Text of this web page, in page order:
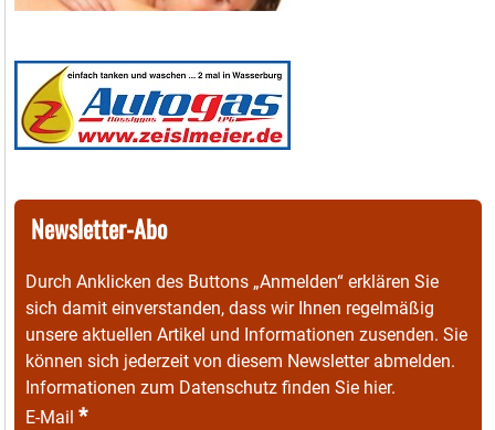
Newsletter-Abo
Durch Anklicken des Buttons „Anmelden“ erklären Sie
sich damit einverstanden, dass wir Ihnen regelmäßig
unsere aktuellen Artikel und Informationen zusenden. Sie
können sich jederzeit von diesem Newsletter abmelden.
Informationen zum Datenschutz finden Sie hier.
E-Mail *